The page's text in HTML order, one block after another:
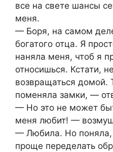
все на свете шансы
меня.
— Боря, на самом
богатого отца. Я
наняла меня, чтоб я
относишься. Кстати,
возвращаться домой.
поменяла замки, —
— Но это не может
меня любит! —
— Любила. Но поняла,
проще переделать